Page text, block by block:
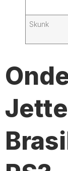
Skunk